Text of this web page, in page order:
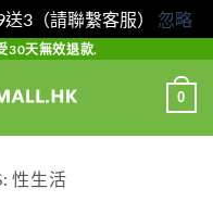
3（請聯繫客服） 忽略
30天無效退款.
0
性生活